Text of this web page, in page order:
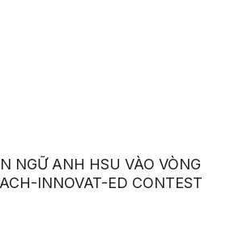
NGỮ ANH HSU VÀO VÒNG
INNOVAT-ED CONTEST